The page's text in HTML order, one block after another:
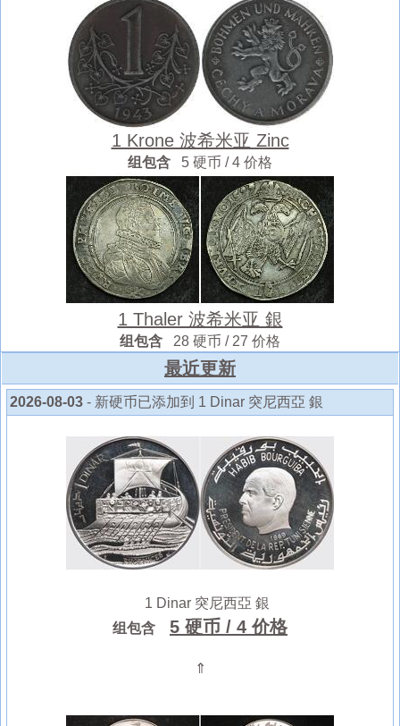
1 Krone 波希米亚 Zinc
组包含 5 硬币 / 4 价格
1 Thaler 波希米亚 銀
组包含 28 硬币 / 27 价格
最近更新
2026-08-03 - 新硬币已添加到 1 Dinar 突尼西亞 銀
1 Dinar 突尼西亞 銀
组包含
5 硬币 / 4 价格
⇑